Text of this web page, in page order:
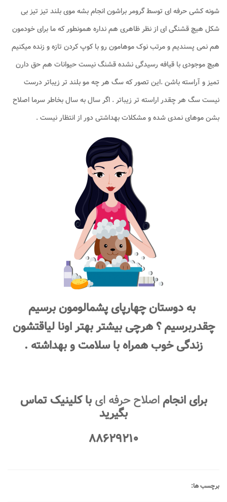
شونه کشی حرفه ای توسط گرومر براشون انجام بشه موی بلند تیز تیز بی
شکل هیچ قشنگی ای از نظر ظاهری هم نداره همونطور که ما برای خودمون
هم نمی پسندیم و مرتب نوک موهامون رو با کوپ کردن تازه و زنده میکنیم
هیچ موجودی با قیافه رسیدگی نشده قشنگ نیست حیوانات هم حق دارن
تمیز و آراسته باشن .این تصور که سگ هر چه مو بلند تر زیباتر درست
نیست سگ هر چقدر اراسته تر زیباتر . اگر سال به سال بخاطر سرما اصلاح
بشن موهای نمدی شده و مشکلات بهداشتی دور از انتظار نیست .
به دوستان چهارپای پشمالومون برسیم
چقدربرسیم ؟ هرچی بیشتر بهتر اونا لیاقتشون
زندگی خوب همراه با سلامت و بهداشته .
برای انجاماصلاح حرفه ای با کلینیک تماس
بگیرید
۸۸۶۲۹۲۱۰
برچسب ها: